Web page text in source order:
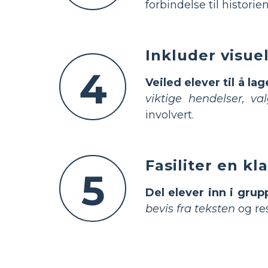
forbindelse til
4
Inkluder
Veiled elever til å
viktige hendelser,
involvert.
5
Fasiliter en
Del elever inn i
bevis fra teksten og